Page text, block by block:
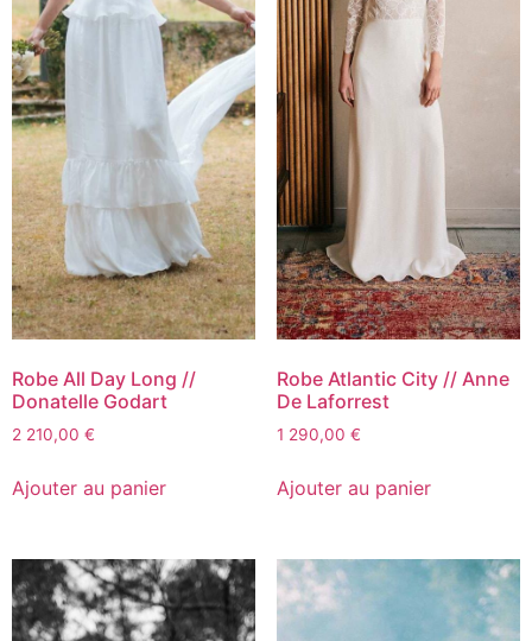
Robe All Day Long //
Donatelle Godart
2 210,00 €
Ajouter au panier
Robe Atlantic City // Anne
De Laforrest
1 290,00 €
Ajouter au panier